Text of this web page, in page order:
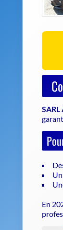
SARL
En